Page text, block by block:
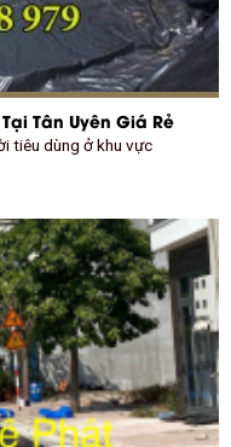
Tân Uyên Giá Rẻ
tiêu dùng ở khu vực